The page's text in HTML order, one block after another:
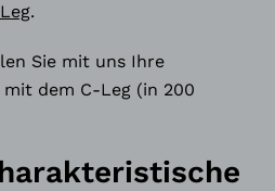
.
Sie mit uns Ihre
dem C-Leg (in 200